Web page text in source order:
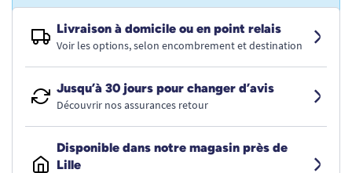
Livraison à domicile ou en point relais
Voir les options, selon encombrement et destination
Jusqu’à 30 jours pour changer d’avis
Découvrir nos assurances retour
Disponible dans notre magasin près de
Lille